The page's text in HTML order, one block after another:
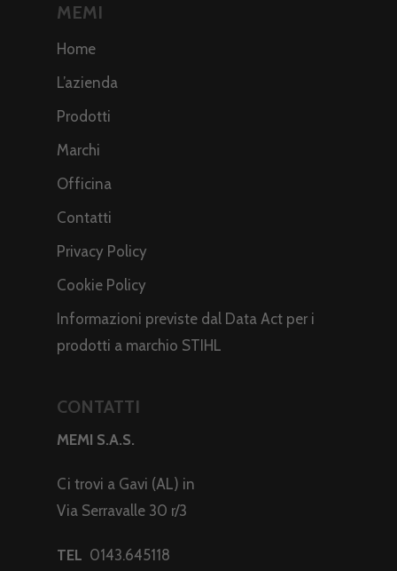
MEMI
Home
L’azienda
Prodotti
Marchi
Officina
Contatti
Privacy Policy
Cookie Policy
Informazioni previste dal Data Act per i
prodotti a marchio STIHL
CONTATTI
MEMI S.A.S.
Ci trovi a Gavi (AL) in
Via Serravalle 30 r/3
TEL 0143.645118